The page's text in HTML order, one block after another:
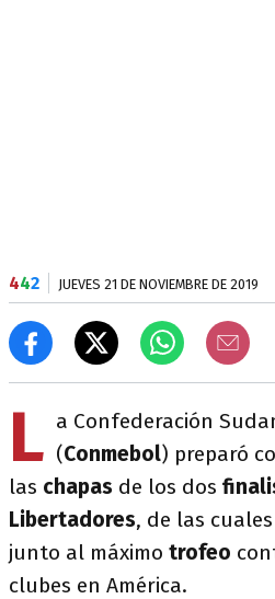
442 JUEVES 21 DE NOVIEMBRE DE 2019
L a Confederación
(Conmebol) preparó
las chapas de los dos
Libertadores, de las cuales
junto al máximo trofeo
clubes en América.